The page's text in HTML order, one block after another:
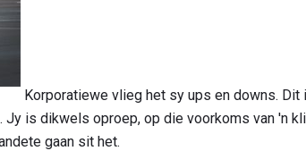
Korporatiewe vlieg het sy ups en downs.
is dikwels oproep, op die voorkoms van 'n
gaan sit het.